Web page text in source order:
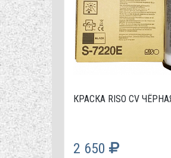
КРАСКА RISO CV
2 650